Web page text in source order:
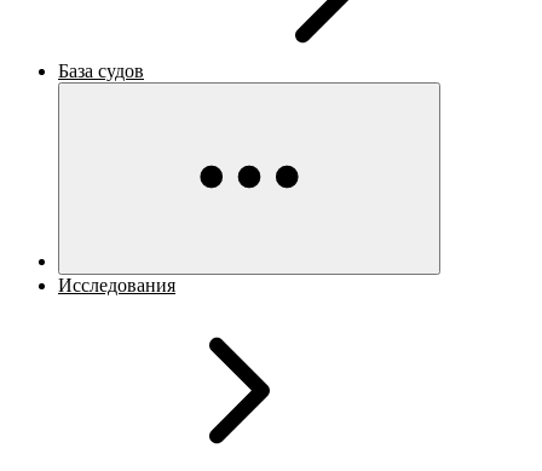
База судов
Исследования